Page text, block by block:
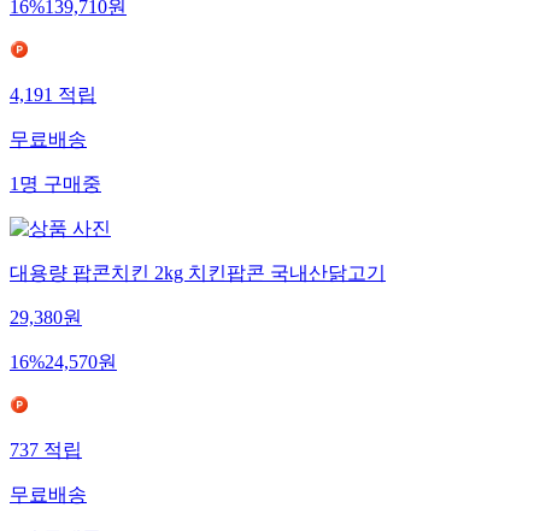
16%139,710원
4,191적립
무료배송
1명구매중
대용량 팝콘치킨 2kg 치킨팝콘 국내산닭고기
29,380원
16%24,570원
737적립
무료배송